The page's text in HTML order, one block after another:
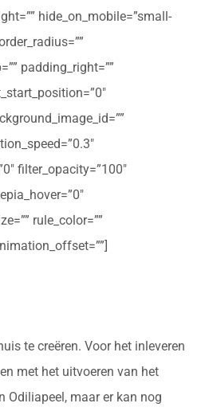
hide_on_mobile=”small-
padding_right=””
filter_opacity=”100″
rule_color=””
te creëren. Voor het inleveren
met het uitvoeren van het
Odiliapeel, maar er kan nog